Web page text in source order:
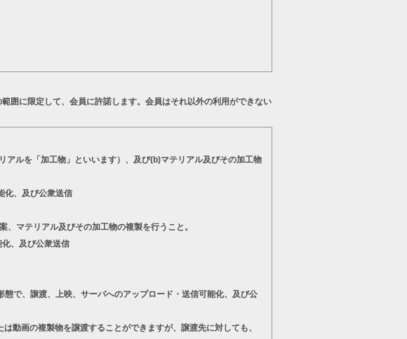
囲に限定して、会員に許諾します。会員はそれ以外の利用ができない
ルを「加工物」といいます）、及び(b)マテリアル及びその加工物
、及び公衆送信
マテリアル及びその加工物の複製を行うこと。
、及び公衆送信
で、譲渡、上映、サーバへのアップロード・送信可能化、及び公
画の複製物を譲渡することができますが、譲渡先に対しても、